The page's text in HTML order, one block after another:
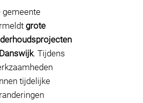
gemeente
grote
. Tijdens
tijdelijke